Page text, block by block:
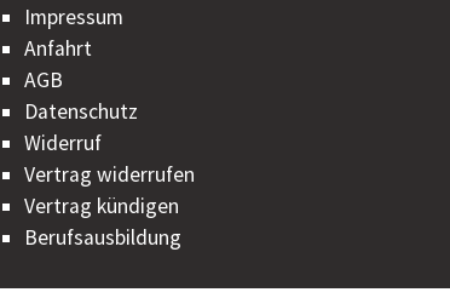
Impressum
Anfahrt
AGB
Datenschutz
Widerruf
Vertrag widerrufen
Vertrag kündigen
Berufsausbildung